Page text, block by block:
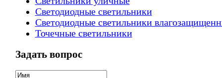
Светодиодные светильники
Светодиодные светильники
Точечные светильники
Задать вопрос